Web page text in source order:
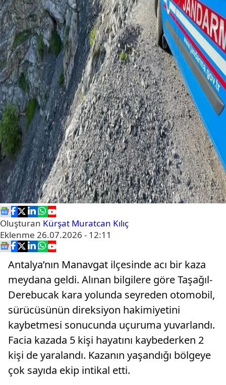
Oluşturan Kürşat Muratcan Kılıç
Eklenme 26.07.2026 - 12:11
Antalya’nın Manavgat ilçesinde acı bir kaza
meydana geldi. Alınan bilgilere göre Taşağıl-
Derebucak kara yolunda seyreden otomobil,
sürücüsünün direksiyon hakimiyetini
kaybetmesi sonucunda uçuruma yuvarlandı.
Facia kazada 5 kişi hayatını kaybederken 2
kişi de yaralandı. Kazanın yaşandığı bölgeye
çok sayıda ekip intikal etti.